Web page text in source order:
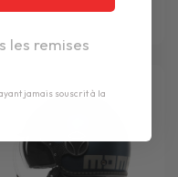
les remises
jamais souscrit à la